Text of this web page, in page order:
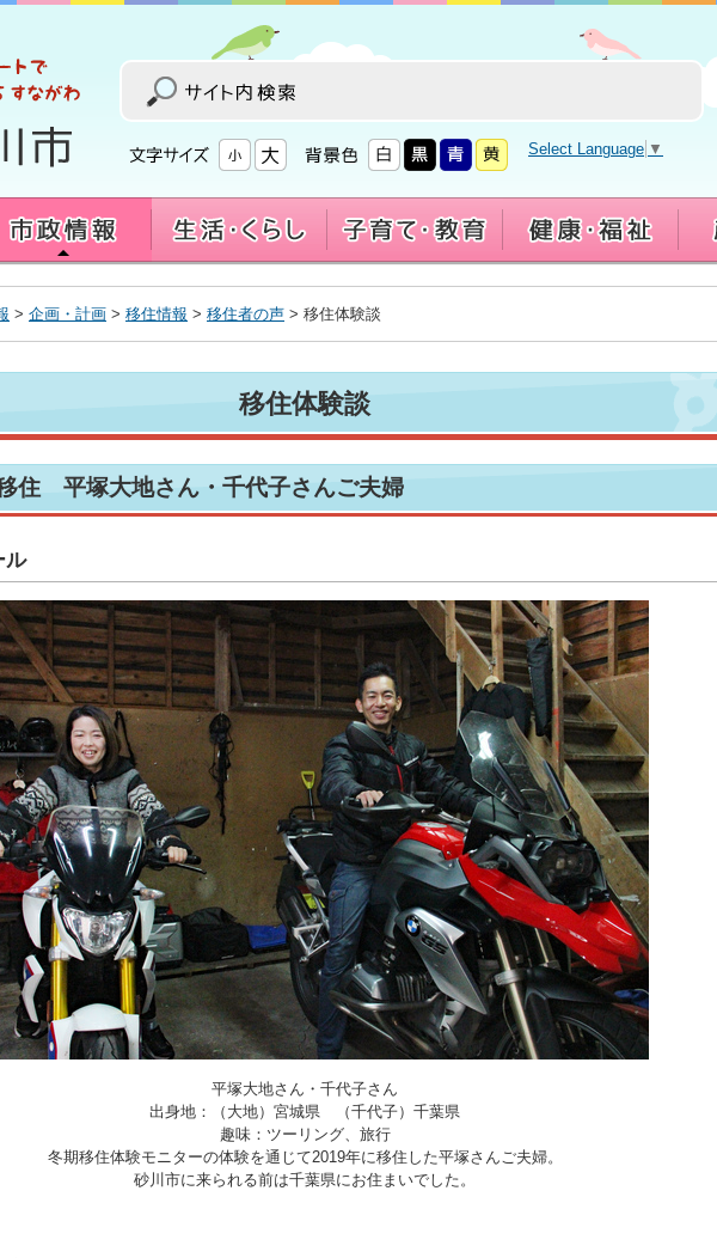
Select Language ▼
> 企画・計画 > 移住情報 > 移住者の声 > 移住体験談
移住体験談
住 平塚大地さん・千代子さんご夫婦
ル
平塚大地さん・千代子さん
出身地：（大地）宮城県 （千代子）千葉県
趣味：ツーリング、旅行
冬期移住体験モニターの体験を通じて2019年に移住した平塚さんご夫婦。
砂川市に来られる前は千葉県にお住まいでした。